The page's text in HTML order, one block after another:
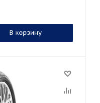
В корзину